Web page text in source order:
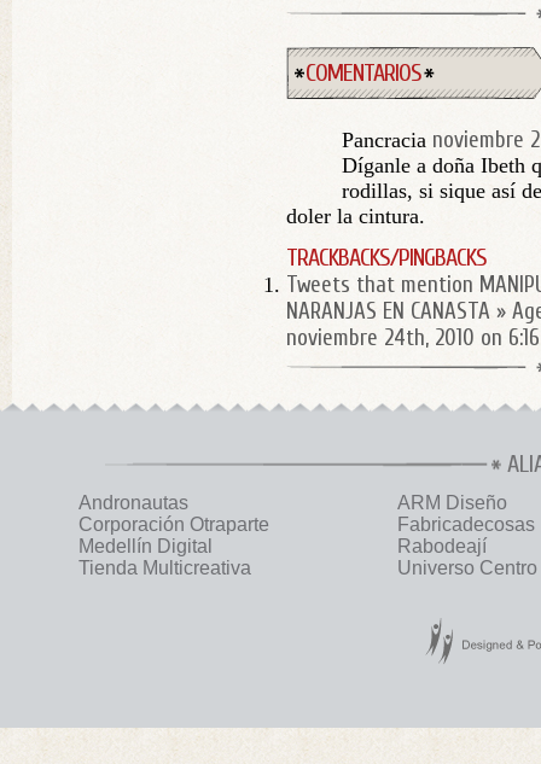
COMENTARIOS
Pancracia noviembre
Díganle a doña Ibeth
rodillas, si sique así
doler la cintura.
TRACKBACKS/PINGBACKS
Tweets that mention
NARANJAS EN CANASTA »
noviembre 24th, 2010 on
Andronautas
ARM Diseño
Corporación Otraparte
Fabricadecosas
Medellín Digital
Rabodeají
Tienda Multicreativa
Universo Centro